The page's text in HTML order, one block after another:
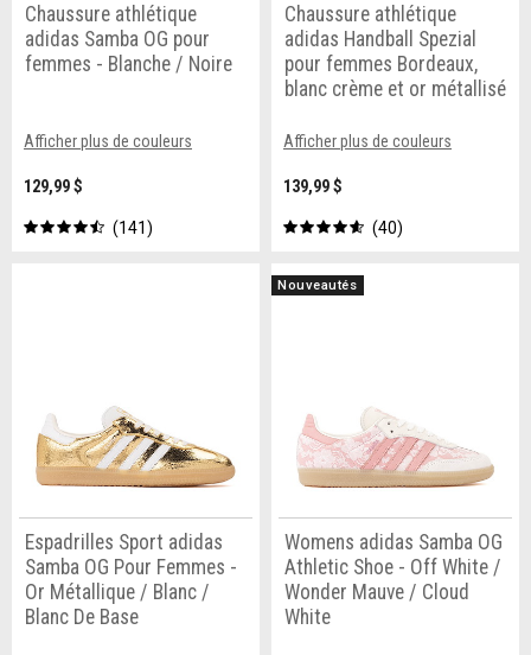
Chaussure athlétique
adidas Samba OG pour
femmes - Blanche / Noire
Afficher plus de couleurs
129,99 $
141
Chaussure athlétique
adidas Handball Spezial
pour femmes Bordeaux,
blanc crème et or métallisé
Afficher plus de couleurs
139,99 $
40
Espadrilles Sport adidas
Samba OG Pour Femmes -
Or Métallique / Blanc /
Blanc De Base
Nouveautés
Womens adidas Samba OG
Athletic Shoe - Off White /
Wonder Mauve / Cloud
White